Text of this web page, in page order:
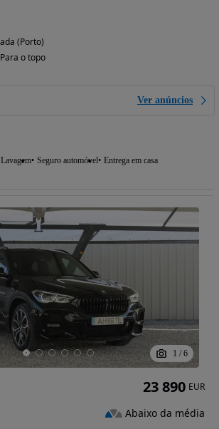
(Porto)
o topo
Ver anúncios
Lavagem Seguro automóvel Entrega em casa
1 / 6
23 890 EUR
Abaixo da média